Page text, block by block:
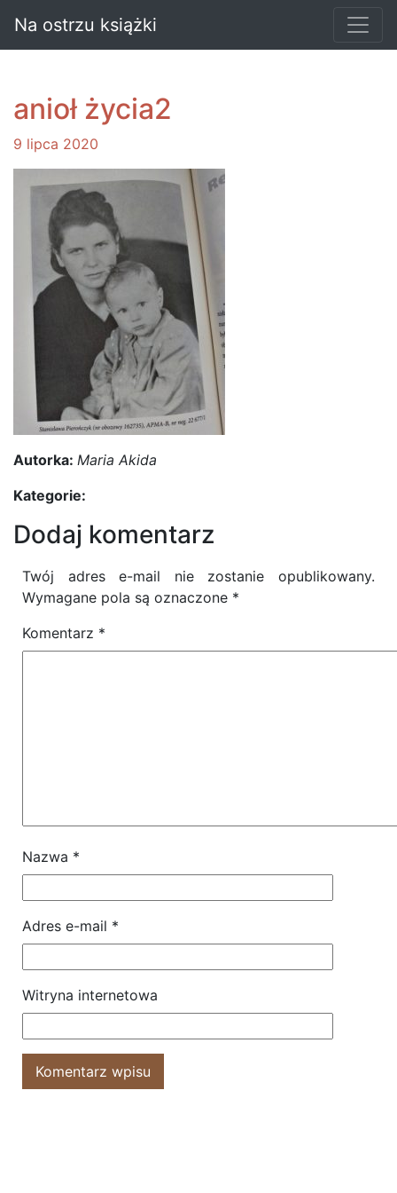
Na ostrzu książki
anioł życia2
9 lipca 2020
Autorka: Maria Akida
Kategorie:
Dodaj komentarz
Twój adres e-mail nie zostanie opublikowany.
Wymagane pola są oznaczone *
Komentarz *
Nazwa *
Adres e-mail *
Witryna internetowa